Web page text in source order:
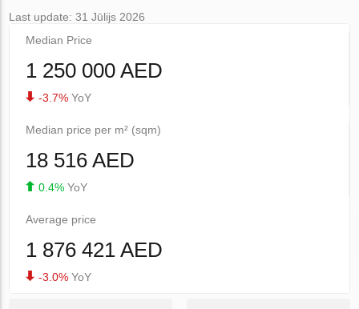
Last update: 31 Jūlijs 2026
Median Price
1 250 000 AED
-3.7% YoY
Median price per m² (sqm)
18 516 AED
0.4% YoY
Average price
1 876 421 AED
-3.0% YoY